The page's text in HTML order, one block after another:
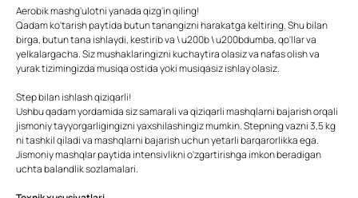
Aerobik mashg'ulotni yanada qizg'in qiling!
Qadam ko'tarish paytida butun tanangizni harakatga keltiring. Shu bilan
birga, butun tana ishlaydi, kestirib va \ u200b \ u200bdumba, qo'llar va
yelkalargacha. Siz mushaklaringizni kuchaytira olasiz va nafas olish va
yurak tizimingizda musiqa ostida yoki musiqasiz ishlay olasiz.
Step bilan ishlash qiziqarli!
Ushbu qadam yordamida siz samarali va qiziqarli mashqlarni bajarish orqali
jismoniy tayyorgarligingizni yaxshilashingiz mumkin. Stepning vazni 3,5 kg
ni tashkil qiladi va mashqlarni bajarish uchun yetarli barqarorlikka ega.
Jismoniy mashqlar paytida intensivlikni o'zgartirishga imkon beradigan
uchta balandlik sozlamalari.